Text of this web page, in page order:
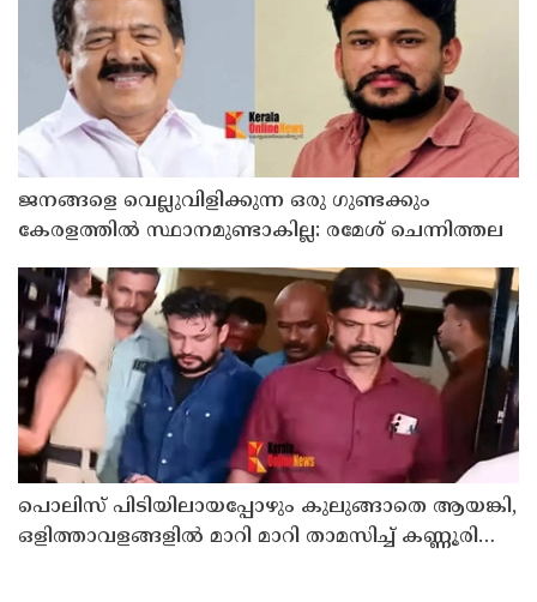
ജനങ്ങളെ വെല്ലുവിളിക്കുന്ന ഒരു ഗുണ്ടക്കും
കേരളത്തില്‍ സ്ഥാനമുണ്ടാകില്ല: രമേശ് ചെന്നിത്തല
പൊലിസ് പിടിയിലായപ്പോഴും കുലുങ്ങാതെ ആയങ്കി,
ഒളിത്താവളങ്ങളില്‍ മാറി മാറി താമസിച്ച് കണ്ണൂരിലെ